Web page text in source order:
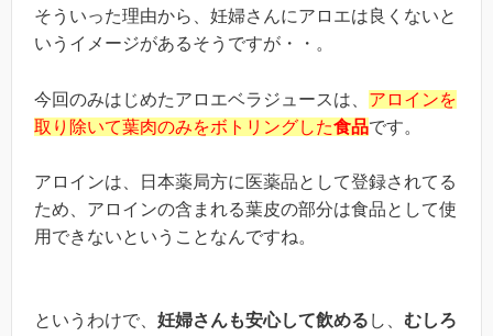
そういった理由から、妊婦さんにアロエは良くないと
いうイメージがあるそうですが・・。
今回のみはじめたアロエベラジュースは、 アロインを
取り除いて葉肉のみをボトリングした食品です。
アロインは、日本薬局方に医薬品として登録されてる
ため、アロインの含まれる葉皮の部分は食品として使
用できないということなんですね。
というわけで、 妊婦さんも安心して飲める し、 むしろ